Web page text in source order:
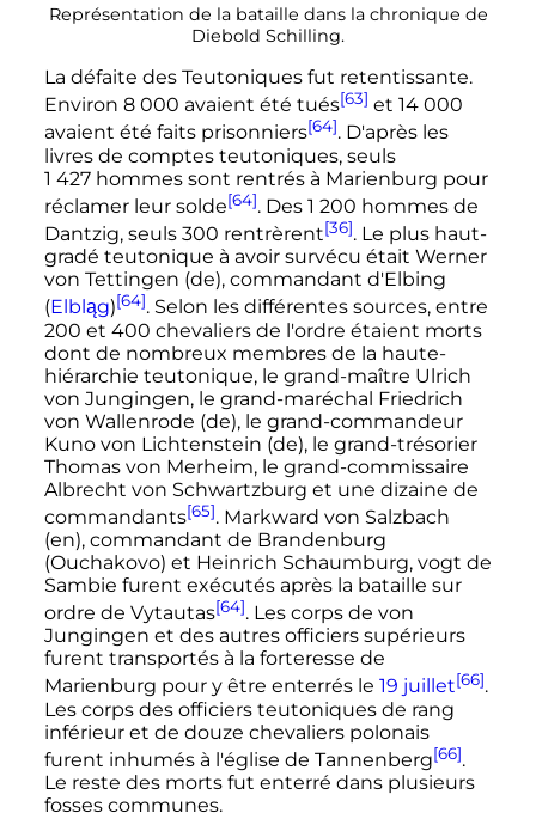
Représentation de la bataille dans la chronique de
Diebold Schilling.
La défaite des Teutoniques fut retentissante.
Environ 8 000 avaient été tués[63] et 14 000
avaient été faits prisonniers[64]. D'après les
livres de comptes teutoniques, seuls
1 427 hommessont rentrés à Marienburg pour
réclamer leur solde[64]. Des 1 200 hommesde
Dantzig, seuls 300 rentrèrent[36]. Le plus haut-
gradé teutonique à avoir survécu était Werner
von Tettingen (de), commandant d'Elbing
(Elbląg)[64]. Selon les différentes sources, entre
200 et 400 chevaliers de l'ordre étaient morts
dont de nombreux membres de la haute-
hiérarchie teutonique, le grand-maître Ulrich
von Jungingen, le grand-maréchal Friedrich
von Wallenrode (de), le grand-commandeur
Kuno von Lichtenstein (de), le grand-trésorier
Thomas von Merheim, le grand-commissaire
Albrecht von Schwartzburg et une dizaine de
commandants[65]. Markward von Salzbach
(en), commandant de Brandenburg
(Ouchakovo) et Heinrich Schaumburg, vogt de
Sambie furent exécutés après la bataille sur
ordre de Vytautas[64]. Les corps de von
Jungingen et des autres officiers supérieurs
furent transportés à la forteresse de
Marienburg pour y être enterrés le 19 juillet[66].
Les corps des officiers teutoniques de rang
inférieur et de douze chevaliers polonais
furent inhumés à l'église de Tannenberg[66].
Le reste des morts fut enterré dans plusieurs
fosses communes.